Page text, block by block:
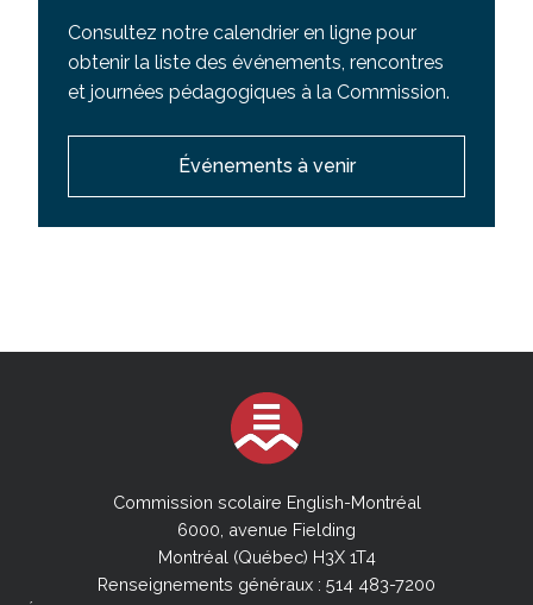
2025-2026
Calendrier multiculturel
Calendrier - Secteur des adultes
Calendrier - Secteur des jeunes
Calendrier - Secteur form. professionnelle
Consultez notre calendrier en ligne pour
obtenir la liste des événements, rencontres
et journées pédagogiques à la Commission.
Événements à venir
Commission scolaire English-Montréal
6000, avenue Fielding
Montréal (Québec) H3X 1T4
Renseignements généraux : 514 483-7200